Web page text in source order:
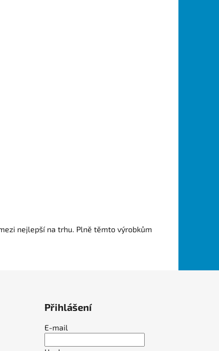
nejlepší na trhu. Plně těmto výrobkům
Přihlášení
E-mail